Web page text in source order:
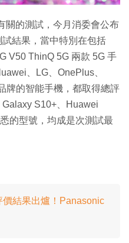
關的測試，今月消委會公布
結果，當中特別在包括
V50 ThinQ 5G 兩款 5G 手
、LG、OnePlus、
牌的智能手機，都取得總評
S10+、Huawei
的型號，均成是次測試最
價結果出爐！Panasonic